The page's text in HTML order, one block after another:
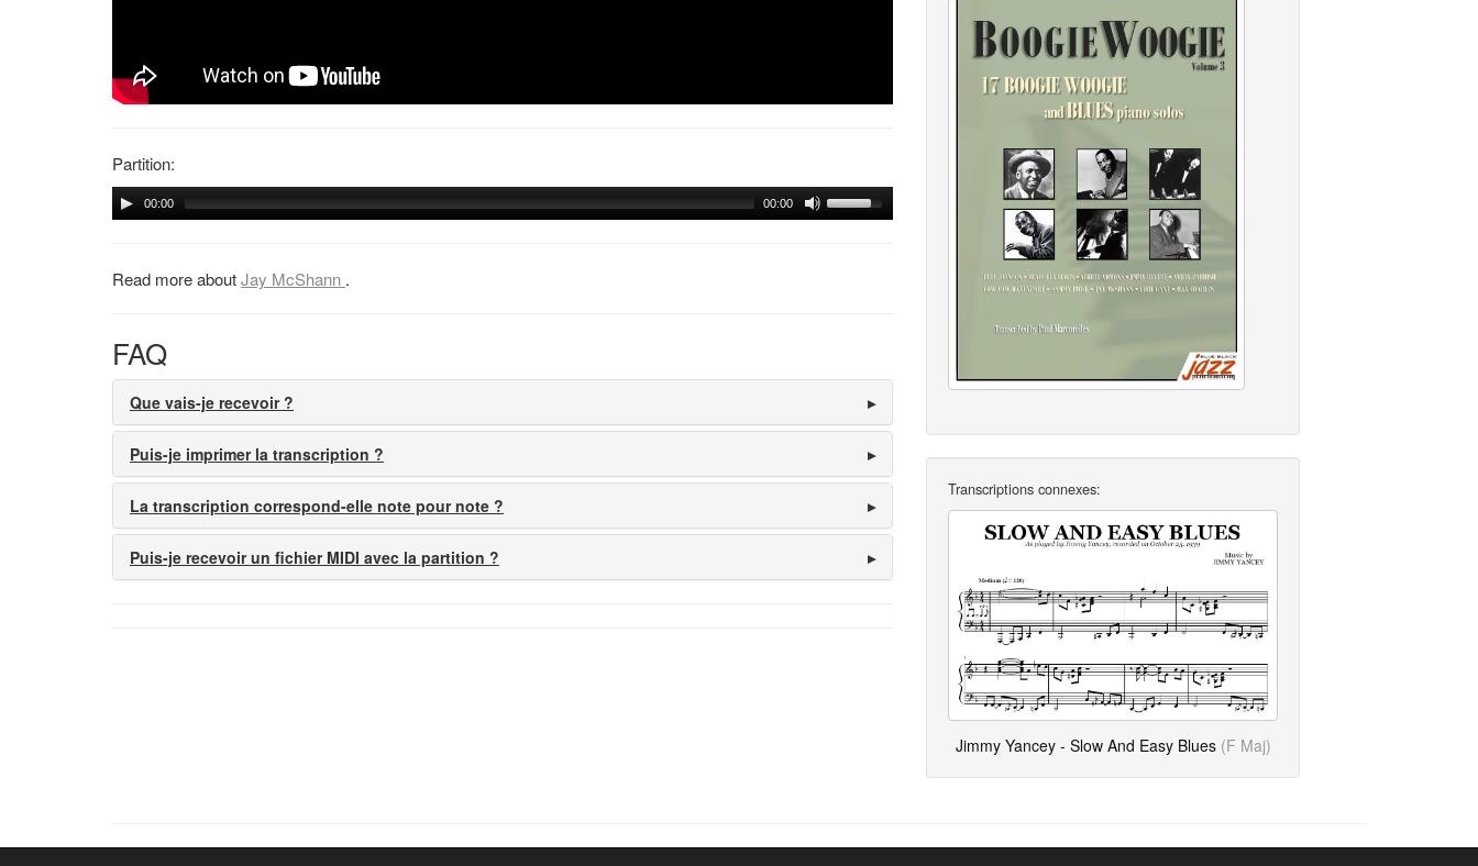
Partition:
00:00 00:00
Read more aboutJay McShann .
FAQ
Que vais-je recevoir ?
Puis-je imprimer la transcription ?
La transcription correspond-elle note pour note ?
Puis-je recevoir un fichier MIDI avec la partition ?
Transcriptions connexes:
Jimmy Yancey - Slow And Easy Blues (F Maj)